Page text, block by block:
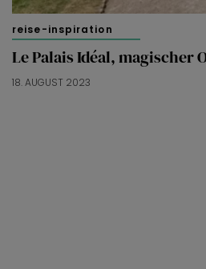
reise-inspiration
Le Palais Idéal, magischer
18. AUGUST 2023